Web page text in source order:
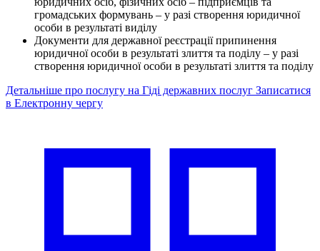
громадських формувань – у разі створення юридичної
особи в результаті виділу
Документи для державної реєстрації припинення
юридичної особи в результаті злиття та поділу – у разі
створення юридичної особи в результаті злиття та поділу
Детальніше про послугу на Гіді державних послуг Записатися
в Електронну чергу